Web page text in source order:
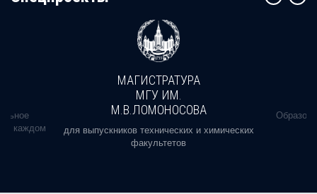
в каждом
МАГИСТРАТУРА
МГУ ИМ.
М.В.ЛОМОНОСОВА
для выпускников технических и химических
факультетов